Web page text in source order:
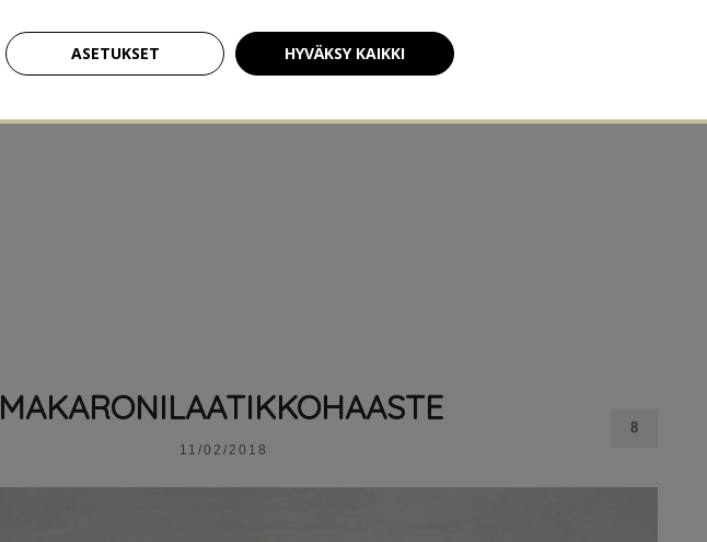
MAKARONILAATIKKOHAASTE
11/02/2018
8
ASETUKSET HYVÄKSY KAIKKI